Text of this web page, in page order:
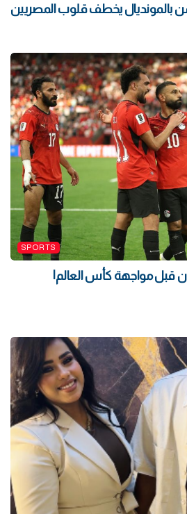
بالمونديال يخطف قلوب المصريين
SPORTS
قبل مواجهة كأس العالم|